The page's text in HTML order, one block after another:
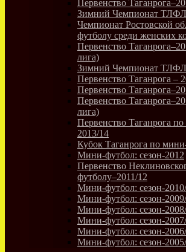
Первенство
Зимний Чемпионат ТЛФЛ
Чемпионат Ростовской
футболу среди женских
Первенство
лига)
Зимний Чемпионат
Первенство Таганрога –
Первенство
Первенство
лига)
Первенство Таганрога
2013/14
Кубок Таганрога по
Мини-футбол: сезон-2012
Первенство
футболу–2011/12
Мини-футбол: сезон-2010/
Мини-футбол: сезон-
Мини-футбол: сезон-
Мини-футбол: сезон-
Мини-футбол: сезон-
Мини-футбол: сезон-